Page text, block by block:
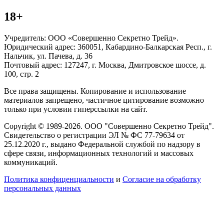
18+
Учредитель: ООО «Совершенно Секретно Трейд».
Юридический адрес: 360051, Кабардино-Балкарская Респ., г.
Нальчик, ул. Пачева, д. 36
Почтовый адрес: 127247, г. Москва, Дмитровское шоссе, д.
100, стр. 2
Все права защищены. Копирование и использование
материалов запрещено, частичное цитирование возможно
только при условии гиперссылки на сайт.
Copyright © 1989-2026. ООО "Совершенно Секретно Трейд".
Свидетельство о регистрации ЭЛ № ФС 77-79634 от
25.12.2020 г., выдано Федеральной службой по надзору в
сфере связи, информационных технологий и массовых
коммуникаций.
Политика конфиценциальности и Согласие на обработку
персональных данных